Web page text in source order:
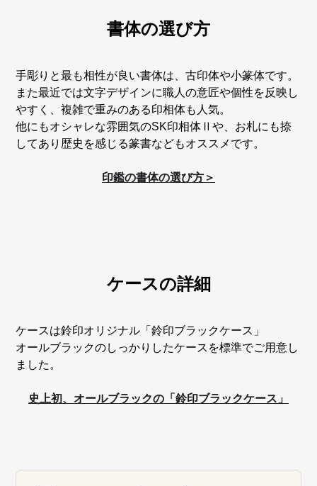
書体の選び方
手彫りと最も相性が良い書体は、古印体や小篆体です。
また最近では文字デザインに職人の意匠や個性を反映し
やすく、複雑で重みのある印相体も人気。
他にもオシャレな雰囲気のSK印相体Ⅱや、お札にも捺
してあり歴史を感じる篆書などもオススメです。
印鑑の書体の選び方＞
ケースの詳細
ケースは鈴印オリジナル「鈴印ブラックケース」
オールブラックのしっかりしたケースを標準でご用意し
ました。
史上初、オールブラックの「鈴印ブラックケース」